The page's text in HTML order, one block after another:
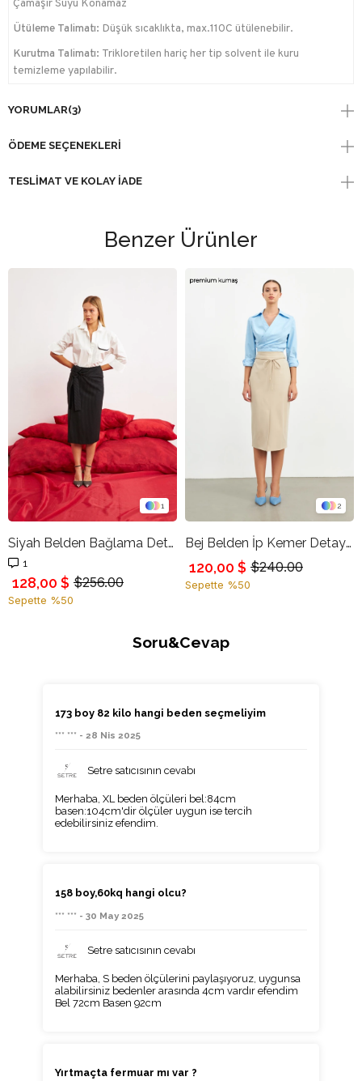
Çamaşır Suyu Konamaz
Ütüleme Talimatı: Düşük sıcaklıkta, max.110C ütülenebilir.
Kurutma Talimatı: Trikloretilen hariç her tip solvent ile kuru
temizleme yapılabilir.
YORUMLAR(3)
ÖDEME SEÇENEKLERI
TESLIMAT VE KOLAY İADE
Benzer Ürünler
1
Siyah Belden Bağlama Detaylı Çizgili Midi Boy Etek
1
$256.00
128,00 $
Sepette %50
2
Bej Belden İp Kemer Detaylı Kalem Etek
$240.00
120,00 $
Sepette %50
Soru&Cevap
173 boy 82 kilo hangi beden seçmeliyim
*** *** - 28 Nis 2025
Setre satıcısının cevabı
Merhaba, XL beden ölçüleri bel:84cm
basen:104cm'dir ölçüler uygun ise tercih
edebilirsiniz efendim.
158 boy,60kq hangi olcu?
*** *** - 30 May 2025
Setre satıcısının cevabı
Merhaba, S beden ölçülerini paylaşıyoruz, uygunsa
alabilirsiniz bedenler arasında 4cm vardır efendim
Bel 72cm Basen 92cm
Yırtmaçta fermuar mı var ?